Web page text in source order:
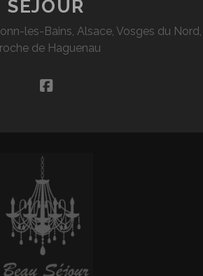
SÉJOUR
les-Bains, Alsace, Vosges du Nord,
de Haguenau
facebook